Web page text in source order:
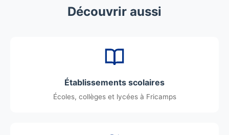
Découvrir aussi
Établissements scolaires
Écoles, collèges et lycées à Fricamps